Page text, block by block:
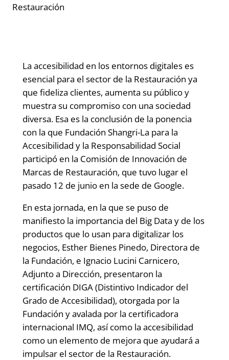
Restauración
La accesibilidad en los entornos digitales es
esencial para el sector de la Restauración ya
que fideliza clientes, aumenta su público y
muestra su compromiso con una sociedad
diversa. Esa es la conclusión de la ponencia
con la que Fundación Shangri-La para la
Accesibilidad y la Responsabilidad Social
participó en la Comisión de Innovación de
Marcas de Restauración, que tuvo lugar el
pasado 12 de junio en la sede de Google.
En esta jornada, en la que se puso de
manifiesto la importancia del Big Data y de los
productos que lo usan para digitalizar los
negocios, Esther Bienes Pinedo, Directora de
la Fundación, e Ignacio Lucini Carnicero,
Adjunto a Dirección, presentaron la
certificación DIGA (Distintivo Indicador del
Grado de Accesibilidad), otorgada por la
Fundación y avalada por la certificadora
internacional IMQ, así como la accesibilidad
como un elemento de mejora que ayudará a
impulsar el sector de la Restauración.